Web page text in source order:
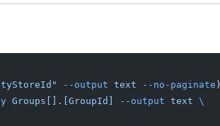
--output text --no-paginate
Groups[].[GroupId] --output text \